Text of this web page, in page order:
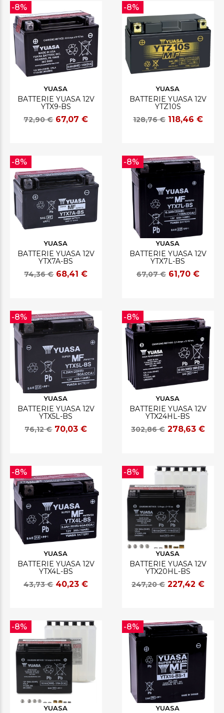
YUASA
BATTERIE YUASA 12V
YTX9-BS
72,90 € 67,07 €
-8%
YUASA
BATTERIE YUASA 12V
YTZ10S
128,76 € 118,46 €
-8%
YUASA
BATTERIE YUASA 12V
YTX7A-BS
74,36 € 68,41 €
-8%
YUASA
BATTERIE YUASA 12V
YTX7L-BS
67,07 € 61,70 €
-8%
YUASA
BATTERIE YUASA 12V
YTX5L-BS
76,12 € 70,03 €
-8%
YUASA
BATTERIE YUASA 12V
YTX24HL-BS
302,86 € 278,63 €
-8%
YUASA
BATTERIE YUASA 12V
YTX4L-BS
43,73 € 40,23 €
-8%
YUASA
BATTERIE YUASA 12V
YTX20HL-BS
247,20 € 227,42 €
-8%
YUASA
-8%
YUASA
-8%